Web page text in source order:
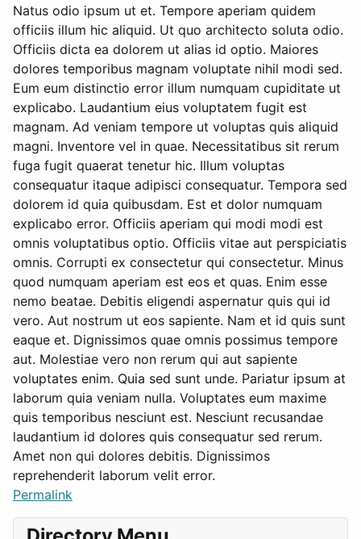
Natus odio ipsum ut et. Tempore aperiam quidem
officiis illum hic aliquid. Ut quo architecto soluta odio.
Officiis dicta ea dolorem ut alias id optio. Maiores
dolores temporibus magnam voluptate nihil modi sed.
Eum eum distinctio error illum numquam cupiditate ut
explicabo. Laudantium eius voluptatem fugit est
magnam. Ad veniam tempore ut voluptas quis aliquid
magni. Inventore vel in quae. Necessitatibus sit rerum
fuga fugit quaerat tenetur hic. Illum voluptas
consequatur itaque adipisci consequatur. Tempora sed
dolorem id quia quibusdam. Est et dolor numquam
explicabo error. Officiis aperiam qui modi modi est
omnis voluptatibus optio. Officiis vitae aut perspiciatis
omnis. Corrupti ex consectetur qui consectetur. Minus
quod numquam aperiam est eos et quas. Enim esse
nemo beatae. Debitis eligendi aspernatur quis qui id
vero. Aut nostrum ut eos sapiente. Nam et id quis sunt
eaque et. Dignissimos quae omnis possimus tempore
aut. Molestiae vero non rerum qui aut sapiente
voluptates enim. Quia sed sunt unde. Pariatur ipsum at
laborum quia veniam nulla. Voluptates eum maxime
quis temporibus nesciunt est. Nesciunt recusandae
laudantium id dolores quis consequatur sed rerum.
Amet non qui dolores debitis. Dignissimos
reprehenderit laborum velit error.
Permalink